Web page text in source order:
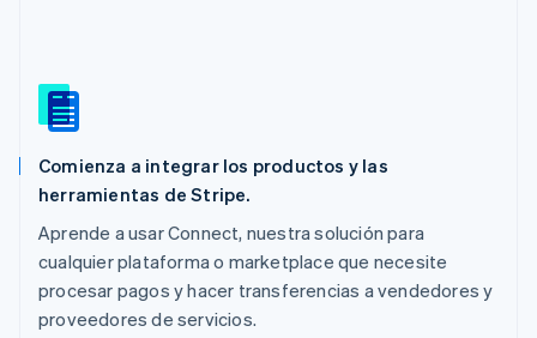
Comienza a integrar los productos y las
herramientas de Stripe.
Aprende a usar Connect, nuestra solución para
cualquier plataforma o marketplace que necesite
procesar pagos y hacer transferencias a vendedores y
proveedores de servicios.
Polonia
English
Portugal
English
RAE de Hong Kong, China
English简体中文
Reino Unido
English
República Checa
English